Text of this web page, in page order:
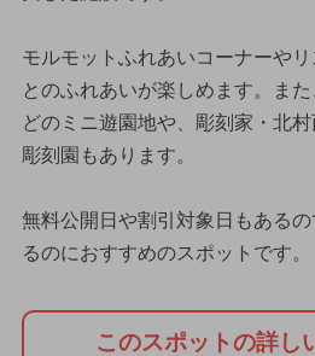
モルモットふれあいコーナーや
とのふれあいが楽しめます。ま
どのミニ遊園地や、彫刻家・北
彫刻園もあります。
無料公開日や割引対象日もある
るのにおすすめのスポットです。
このスポットの詳し